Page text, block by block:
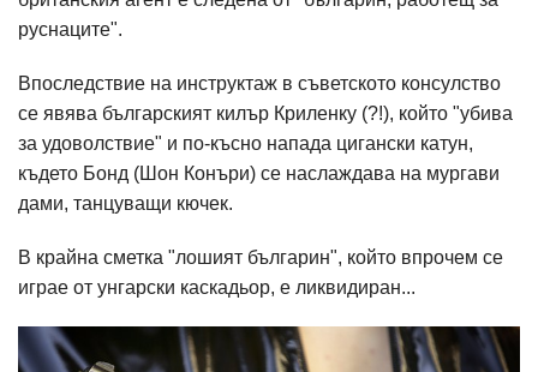
руснаците".
Впоследствие на инструктаж в съветското консулство
се явява българският килър Криленку (?!), който "убива
за удоволствие" и по-късно напада цигански катун,
където Бонд (Шон Конъри) се наслаждава на мургави
дами, танцуващи кючек.
В крайна сметка "лошият българин", който впрочем се
играе от унгарски каскадьор, е ликвидиран...